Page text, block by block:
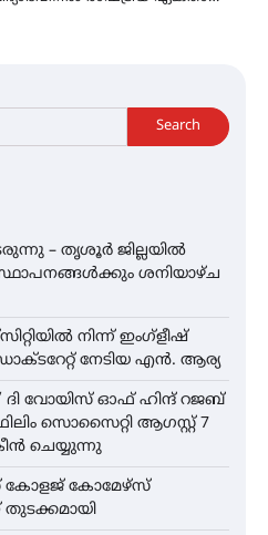
Search
– തൃശൂർ ജില്ലയിൽ
സ്ഥാപനങ്ങൾക്കും ശനിയാഴ്ച
നിന്ന് ഇംഗ്ളീഷ്
നേടിയ എൻ. ആര്യ
” ദി വോയിസ് ഓഫ് ഹിന്ദ് റജബ്
സൊസൈറ്റി ആഗസ്റ്റ് 7
ചെയ്യുന്നു
കോമേഴ്‌സ്